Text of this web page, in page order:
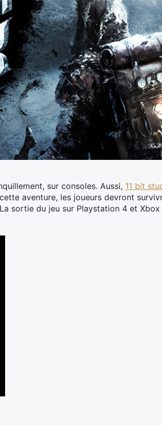
sur consoles. Aussi, 11 bit
aventure, les joueurs devront
sortie du jeu sur Playstation 4 et Xbox